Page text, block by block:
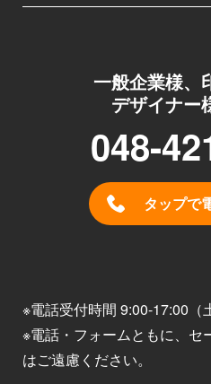
一般企業様、
デザイナー
048-
タップで
※電話受付時間 9:00-17:00（
※電話・フォームともに、セ
はご遠慮ください。